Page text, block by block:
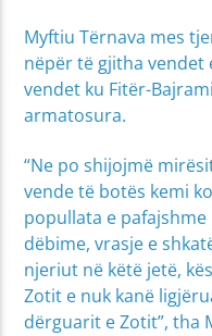
Myftiu Tërnava mes
nëpër të gjitha vendet
vendet ku Fitër-
armatosura.
“Ne po shijojmë
vende të botës kemi
popullata e
dëbime, vrasje e
njeriut në këtë jetë,
Zotit e nuk kanë
dërguarit e Zotit”, tha